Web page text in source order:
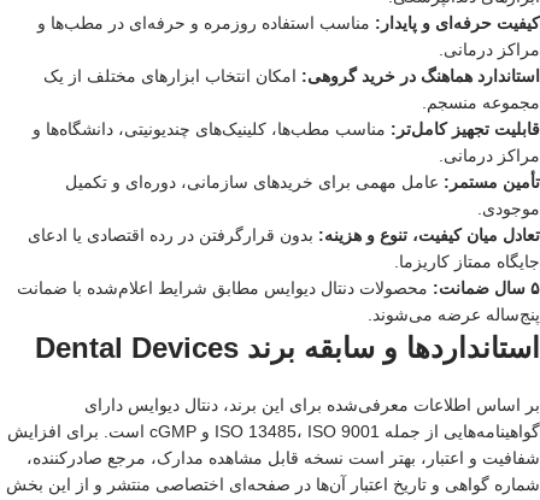
کیفیت حرفه‌ای و پایدار: مناسب استفاده روزمره و حرفه‌ای در مطب‌ها و
مراکز درمانی.
استاندارد هماهنگ در خرید گروهی: امکان انتخاب ابزارهای مختلف از یک
مجموعه منسجم.
قابلیت تجهیز کامل‌تر: مناسب مطب‌ها، کلینیک‌های چندیونیتی، دانشگاه‌ها و
مراکز درمانی.
تأمین مستمر: عامل مهمی برای خریدهای سازمانی، دوره‌ای و تکمیل
موجودی.
تعادل میان کیفیت، تنوع و هزینه: بدون قرارگرفتن در رده اقتصادی یا ادعای
جایگاه ممتاز کاریزما.
۵ سال ضمانت:
محصولات دنتال دیوایس مطابق شرایط اعلام‌شده با ضمانت
پنج‌ساله عرضه می‌شوند.
استانداردها و سابقه برند Dental Devices
بر اساس اطلاعات معرفی‌شده برای این برند، دنتال دیوایس دارای
گواهینامه‌هایی از جمله ISO 13485، ISO 9001 و cGMP است. برای افزایش
شفافیت و اعتبار، بهتر است نسخه قابل مشاهده مدارک، مرجع صادرکننده،
شماره گواهی و تاریخ اعتبار آن‌ها در صفحه‌ای اختصاصی منتشر و از این بخش